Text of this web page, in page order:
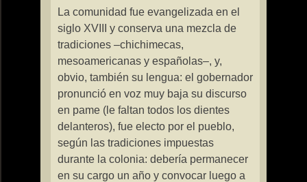
La comunidad fue evangelizada en el
siglo XVIII y conserva una mezcla de
tradiciones –chichimecas,
mesoamericanas y españolas–, y,
obvio, también su lengua: el gobernador
pronunció en voz muy baja su discurso
en pame (le faltan todos los dientes
delanteros), fue electo por el pueblo,
según las tradiciones impuestas
durante la colonia: debería permanecer
en su cargo un año y convocar luego a